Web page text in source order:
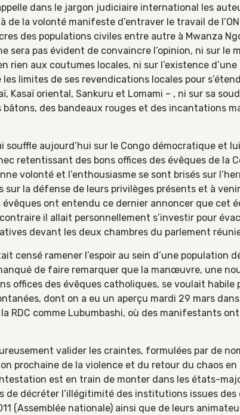
dans le jargon judiciaire international les
de la volonté manifeste d’entraver le travail de
des populations civiles entre autre à Mwanza
sera pas évident de convaincre l’opinion, ni sur le
rien aux coutumes locales, ni sur l’existence
limites de ses revendications locales pour
Kasaï oriental, Sankuru et Lomami – , ni sur sa
bâtons, des bandeaux rouges et des incantations
souffle aujourd’hui sur le Congo démocratique et
retentissant des bons offices des évêques de la
volonté et l’enthousiasme se sont brisés sur
sur la défense de leurs privilèges présents et à
évêques ont entendu ce dernier annoncer que cet
il allait personnellement s’investir pour
devant les deux chambres du parlement
censé ramener l’espoir au sein d’une population
de faire remarquer que la manœuvre, une
offices des évêques catholiques, se voulait habile
dont on a eu un aperçu mardi 29 mars
RDC comme Lubumbashi, où des manifestants
valider les craintes, formulées par de
prochaine de la violence et du retour du chaos en
est en train de monter dans les états-
de décréter l’illégitimité des institutions issues
(Assemblée nationale) ainsi que de leurs